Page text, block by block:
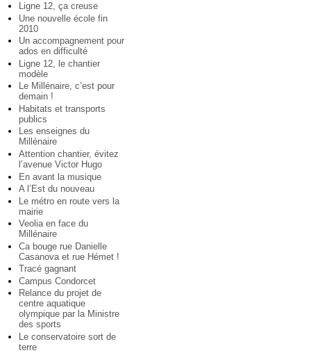
Ligne 12, ça creuse
Une nouvelle école fin
2010
Un accompagnement pour
ados en difficulté
Ligne 12, le chantier
modèle
Le Millénaire, c’est pour
demain !
Habitats et transports
publics
Les enseignes du
Millénaire
Attention chantier, évitez
l’avenue Victor Hugo
En avant la musique
A l’Est du nouveau
Le métro en route vers la
mairie
Veolia en face du
Millénaire
Ca bouge rue Danielle
Casanova et rue Hémet !
Tracé gagnant
Campus Condorcet
Relance du projet de
centre aquatique
olympique par la Ministre
des sports
Le conservatoire sort de
terre